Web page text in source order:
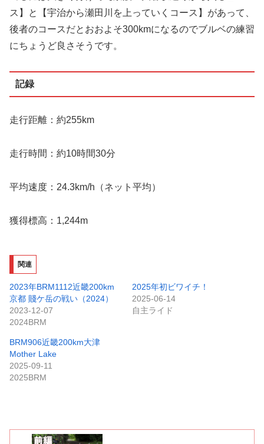
ス】と【宇治から瀬田川を上っていくコース】があって、
後者のコースだとおおよそ300kmになるのでブルベの練習
にちょうど良さそうです。
記録
走行距離：約255km
走行時間：約10時間30分
平均速度：24.3km/h（ネット平均）
獲得標高：1,244m
関連
2023年BRM1112近畿200km
京都 賤ケ岳の戦い（2024）
2023-12-07
2024BRM
2025年初ビワイチ！
2025-06-14
自主ライド
BRM906近畿200km大津
Mother Lake
2025-09-11
2025BRM